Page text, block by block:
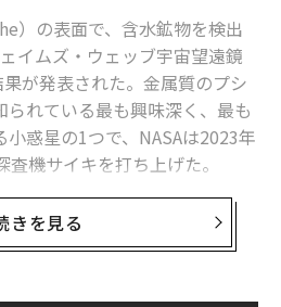
）の表面で、含水鉱物を検出
イムズ・ウェッブ宇宙望遠鏡
果が発表された。金属質のプシ
れている最も興味深く、最も
小惑星の1つで、NASAは2023年
機サイキを打ち上げた。
惑星帯で最も明るい天体の1つ
（OH）分子が見つかったこと
基分子は、1つの酸素原子と1
きを見る